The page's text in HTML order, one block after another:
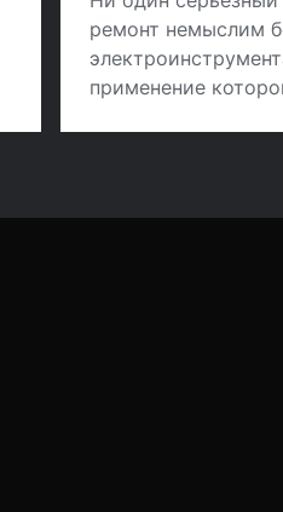
ремонт немыслим
применение